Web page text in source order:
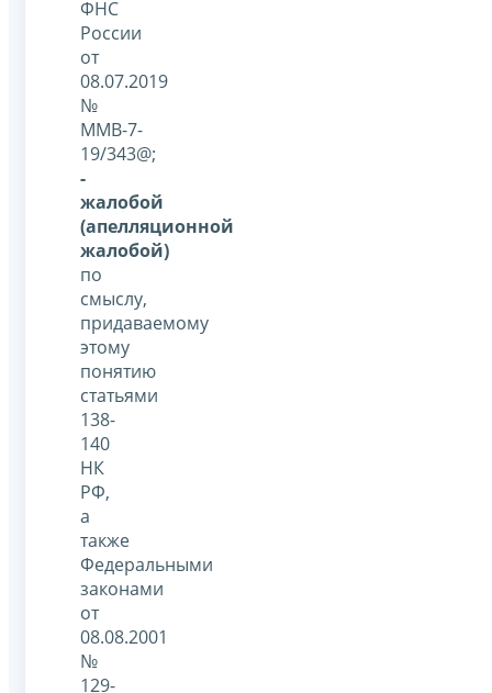
ФНС
России
от
08.07.2019
№
ММВ-7-
19/343@;
-
жалобой
(апелляционной
жалобой)
по
смыслу,
придаваемому
этому
понятию
статьями
138-
140
НК
РФ,
а
также
Федеральными
законами
от
08.08.2001
№
129-